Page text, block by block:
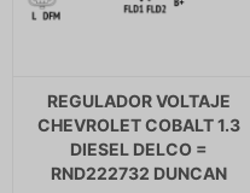
REGULADOR VOLTAJE
CHEVROLET COBALT 1.3
DIESEL DELCO =
RND222732 DUNCAN